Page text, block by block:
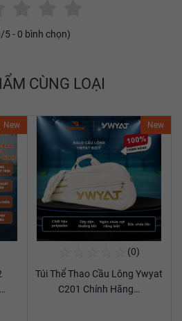
/5 - 0 bình chọn)
CÙNG LOẠI
New New
(0)
Túi Thể Thao Cầu Lông Ywyat
C201 Chính Hãng…